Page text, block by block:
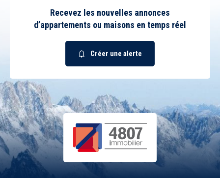
Recevez les nouvelles annonces
d’appartements ou maisons en temps réel
Créer une alerte